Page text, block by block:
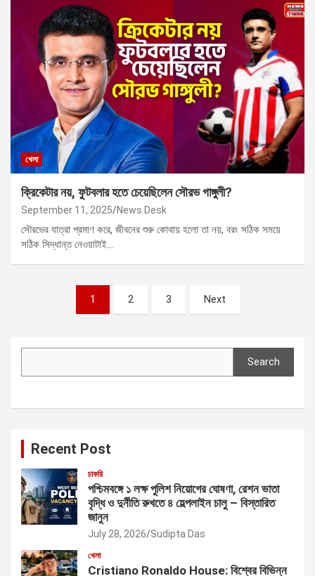
খেলা
ক্রিকেটার নয়, ফুটবলার হতে চেয়েছিলেন সৌরভ গাঙ্গুলী?
September 11, 2025 News Desk
সৌরভের যাত্রা প্রমাণ করে, জীবনের শুরু কোথায় হলো তা নয়, বরং সঠিক সময়ে
সঠিক সিদ্ধান্ত নেওয়াটাই…
pagination
1 2 3 Next
Search
Recent Post
চাকরি
পশ্চিমবঙ্গে ১ লক্ষ পুলিশ নিয়োগের ঘোষণা, রেশন ভাতা
বৃদ্ধি ও দুর্নীতি রুখতে ৪ হেল্পলাইন চালু – বিস্তারিত
জানুন
July 28, 2026 Sudipta Das
খেলা
Cristiano Ronaldo House: বিশ্বের বিভিন্ন